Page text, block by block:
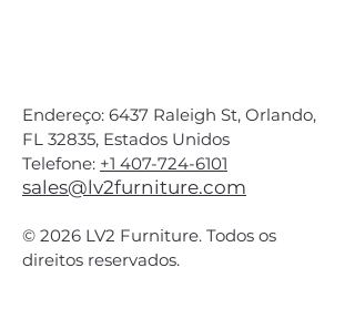
Endereço: 6437 Raleigh St, Orlando,
FL 32835, Estados Unidos
Telefone: +1 407-724-6101
sales@lv2furniture.com
© 2026 LV2 Furniture. Todos os
direitos reservados.